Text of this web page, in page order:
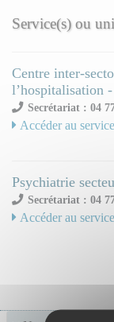
Service(s) ou
Centre inter-
l’hospitalisation
Secrétariat : 04
Accéder au service
Psychiatrie
Secrétariat : 04
Accéder au service